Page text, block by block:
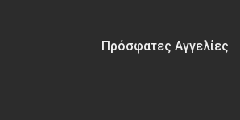
Πρόσφατες Αγγελίες